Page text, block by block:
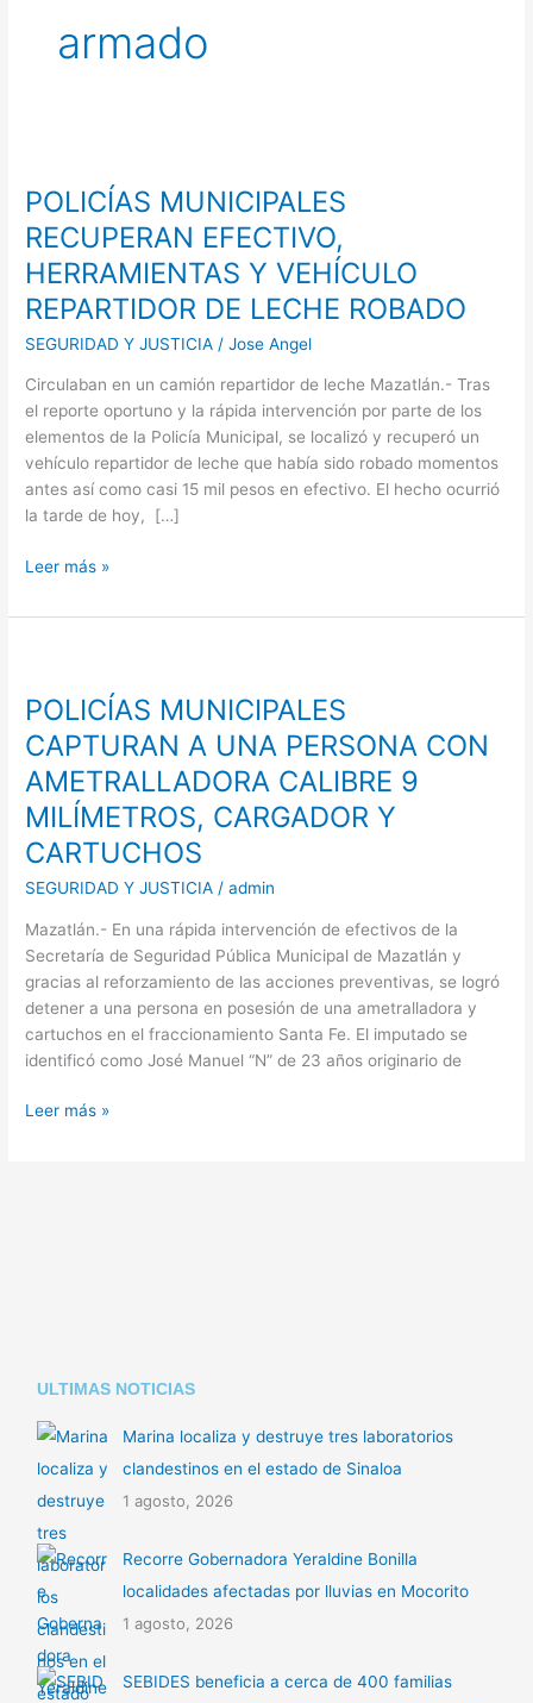
armado
POLICÍAS MUNICIPALES
RECUPERAN EFECTIVO,
HERRAMIENTAS Y VEHÍCULO
REPARTIDOR DE LECHE ROBADO
SEGURIDAD Y JUSTICIA /Jose Angel
Circulaban en un camión repartidor de leche Mazatlán.- Tras
el reporte oportuno y la rápida intervención por parte de los
elementos de la Policía Municipal, se localizó y recuperó un
vehículo repartidor de leche que había sido robado momentos
antes así como casi 15 mil pesos en efectivo. El hecho ocurrió
la tarde de hoy, […]
RECUPERAN
EFECTIVO,
HERRAMIENTAS
Y
VEHÍCULO
DE
LECHE
ROBADO
Leer más »
POLICÍAS MUNICIPALES
CAPTURAN A UNA PERSONA CON
AMETRALLADORA CALIBRE 9
MILÍMETROS, CARGADOR Y
CARTUCHOS
SEGURIDAD Y JUSTICIA /admin
Mazatlán.- En una rápida intervención de efectivos de la
Secretaría de Seguridad Pública Municipal de Mazatlán y
gracias al reforzamiento de las acciones preventivas, se logró
detener a una persona en posesión de una ametralladora y
cartuchos en el fraccionamiento Santa Fe. El imputado se
identificó como José Manuel “N” de 23 años originario de
CAPTURAN
A
UNA
PERSONA
CON
AMETRALLADORA
CALIBRE
9
CARTUCHOS
Leer más »
ULTIMAS NOTICIAS
Marina localiza y destruye tres laboratorios
clandestinos en el estado de Sinaloa
1 agosto, 2026
Recorre Gobernadora Yeraldine Bonilla
localidades afectadas por lluvias en Mocorito
1 agosto, 2026
SEBIDES beneficia a cerca de 400 familias